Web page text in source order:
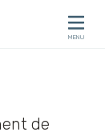
MENU
de